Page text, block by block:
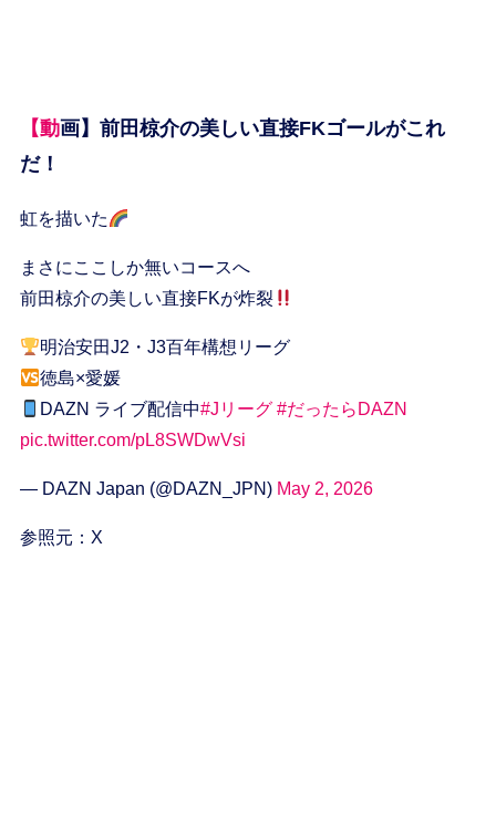
【動画】前田椋介の美しい直接FKゴールがこれ
だ！
虹を描いた
まさにここしか無いコースへ
前田椋介の美しい直接FKが炸裂
明治安田J2・J3百年構想リーグ
徳島×愛媛
DAZN ライブ配信中#Jリーグ #だったらDAZN
pic.twitter.com/pL8SWDwVsi
— DAZN Japan (@DAZN_JPN) May 2, 2026
参照元：X